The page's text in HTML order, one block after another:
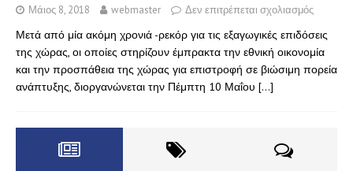
Μάιος 8, 2018 webmaster Δεν επιτρέπεται σχολιασμός
Μετά από μία ακόμη χρονιά -ρεκόρ για τις εξαγωγικές επιδόσεις
της χώρας, οι οποίες στηρίζουν έμπρακτα την εθνική οικονομία
και την προσπάθεια της χώρας για επιστροφή σε βιώσιμη πορεία
ανάπτυξης, διοργανώνεται την Πέμπτη 10 Μαΐου […]